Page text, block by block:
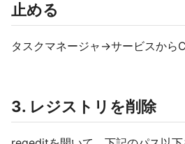
止める
タスクマネージャ->サービスから
3. レジストリを削除